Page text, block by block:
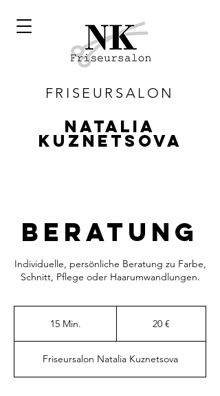
FRISEURSALON
Natalia
Kuznetsova
Beratung
Individuelle, persönliche Beratung zu Farbe,
Schnitt, Pflege oder Haarumwandlungen.
15 Min.
i
n
20 €
Friseursalon Natalia Kuznetsova